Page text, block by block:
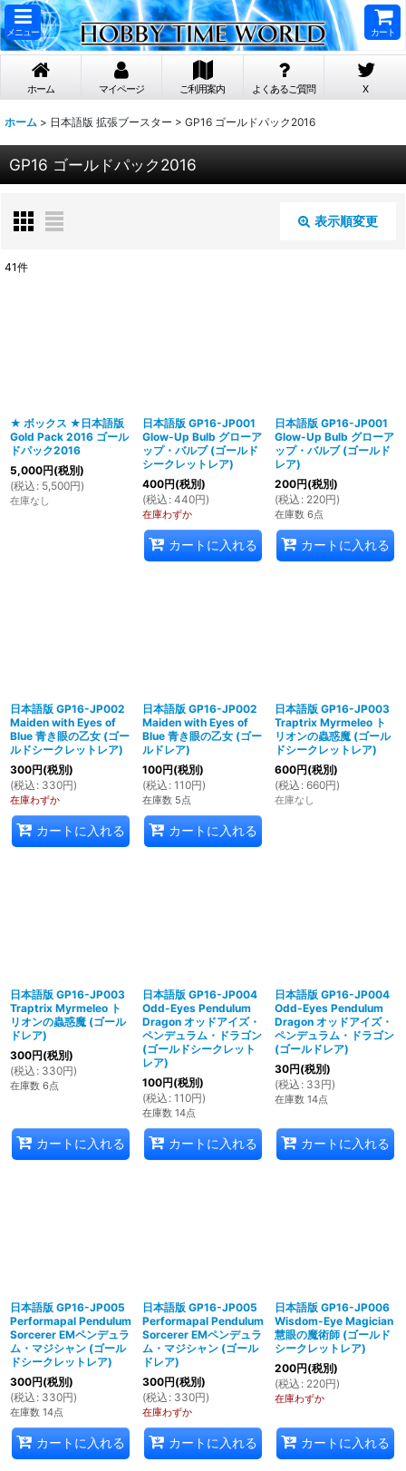
メニュー カート
ホーム マイページ ご利用案内 よくあるご質問 X
ホーム > 日本語版 拡張ブースター > GP16 ゴールドパック2016
GP16 ゴールドパック2016
表示順変更
絞り込む
41件
★ ボックス ★日本語版
Gold Pack 2016 ゴール
ドパック2016
5,000円(税別)
(税込 : 5,500円)
在庫なし
日本語版 GP16-JP001
Glow-Up Bulb グローア
ップ・バルブ (ゴールド
シークレットレア)
400円(税別)
(税込 : 440円)
在庫わずか
カートに入れる
日本語版 GP16-JP001
Glow-Up Bulb グローア
ップ・バルブ (ゴールド
レア)
200円(税別)
(税込 : 220円)
在庫数 6点
カートに入れる
日本語版 GP16-JP002
Maiden with Eyes of
Blue 青き眼の乙女 (ゴー
ルドシークレットレア)
300円(税別)
(税込 : 330円)
在庫わずか
カートに入れる
日本語版 GP16-JP002
Maiden with Eyes of
Blue 青き眼の乙女 (ゴー
ルドレア)
100円(税別)
(税込 : 110円)
在庫数 5点
カートに入れる
日本語版 GP16-JP003
Traptrix Myrmeleo ト
リオンの蟲惑魔 (ゴール
ドシークレットレア)
600円(税別)
(税込 : 660円)
在庫なし
日本語版 GP16-JP003
Traptrix Myrmeleo ト
リオンの蟲惑魔 (ゴール
ドレア)
300円(税別)
(税込 : 330円)
在庫数 6点
カートに入れる
日本語版 GP16-JP004
Odd-Eyes Pendulum
Dragon オッドアイズ・
ペンデュラム・ドラゴン
(ゴールドシークレット
レア)
100円(税別)
(税込 : 110円)
在庫数 14点
カートに入れる
日本語版 GP16-JP004
Odd-Eyes Pendulum
Dragon オッドアイズ・
ペンデュラム・ドラゴン
(ゴールドレア)
30円(税別)
(税込 : 33円)
在庫数 14点
カートに入れる
日本語版 GP16-JP005
Performapal Pendulum
Sorcerer EMペンデュラ
ム・マジシャン (ゴール
ドシークレットレア)
300円(税別)
(税込 : 330円)
在庫数 14点
カートに入れる
日本語版 GP16-JP005
Performapal Pendulum
Sorcerer EMペンデュラ
ム・マジシャン (ゴール
ドレア)
300円(税別)
(税込 : 330円)
在庫わずか
カートに入れる
日本語版 GP16-JP006
Wisdom-Eye Magician
慧眼の魔術師 (ゴールド
シークレットレア)
200円(税別)
(税込 : 220円)
在庫わずか
カートに入れる